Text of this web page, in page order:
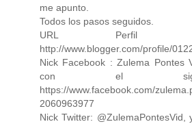
me apunto.
Todos los pasos seguidos.
URL Perfil
http://www.blogger.com/profile/
Nick Facebook : Zulema Pontes
con el
https://www.facebook.com/
2060963977
Nick Twitter: